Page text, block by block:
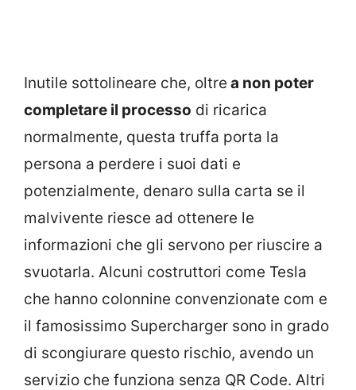
Inutile sottolineare che, oltre a non poter
completare il processo di ricarica
normalmente, questa truffa porta la
persona a perdere i suoi dati e
potenzialmente, denaro sulla carta se il
malvivente riesce ad ottenere le
informazioni che gli servono per riuscire a
svuotarla. Alcuni costruttori come Tesla
che hanno colonnine convenzionate com e
il famosissimo Supercharger sono in grado
di scongiurare questo rischio, avendo un
servizio che funziona senza QR Code. Altri